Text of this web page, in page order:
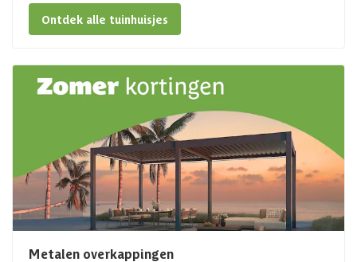
Ontdek alle tuinhuisjes
Metalen overkappingen